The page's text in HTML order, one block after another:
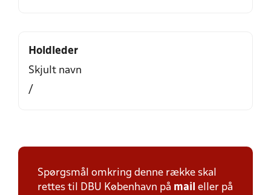
Holdleder
Skjult navn
/
Spørgsmål omkring denne række skal
rettes til DBU København på mail eller på